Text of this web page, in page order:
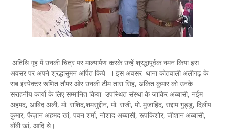
अतिथि गृह में उनकी चित्र पर माल्यार्पण करके उन्हें श्रद्धापूर्वक नमन किया इस
अवसर पर अपने श्रद्धासुमन अर्पित किये I इस अवसर थाना कोतवाली अलीगढ़ के
सब इंस्पेक्टर रूणित तौमर ओर उनकी टीम तारा सिंह, अंकित कुमार को उनके
सराहनीय कार्यो के लिए सम्मानित किया उपस्थित संस्था के जाकिर अब्बासी, नईम
अहमद, आबिद अली, मो. राशिद,शमसुद्दीन, मो. राजी, मो. मुजाहिद, सद्दाम गुड्डू, दिलीप
कुमार, फैज़ान अहमद खां, पवन शर्मा, नोशाद अब्बासी, रूपकिशोर, जीशान अब्बासी,
बॉबी खां, आदि थे।